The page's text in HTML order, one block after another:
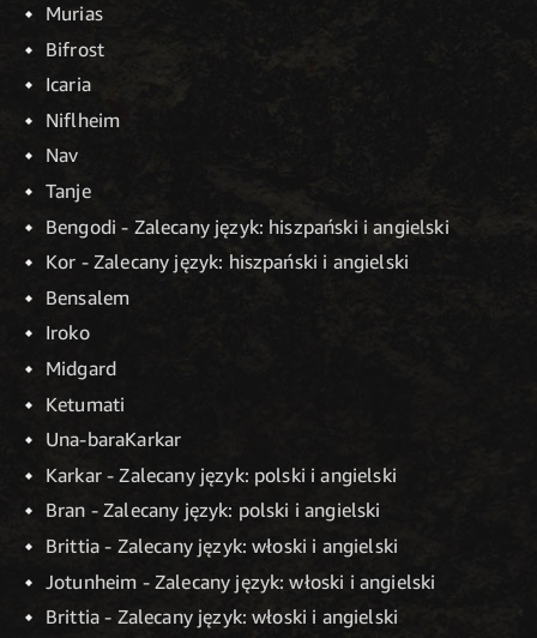
Murias
Bifrost
Icaria
Niflheim
Nav
Tanje
Bengodi - Zalecany język: hiszpański i angielski
Kor - Zalecany język: hiszpański i angielski
Bensalem
Iroko
Midgard
Ketumati
Una-baraKarkar
Karkar - Zalecany język: polski i angielski
Bran - Zalecany język: polski i angielski
Brittia - Zalecany język: włoski i angielski
Jotunheim - Zalecany język: włoski i angielski
Brittia - Zalecany język: włoski i angielski